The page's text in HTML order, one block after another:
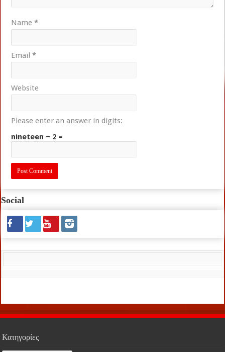
Name*
Email*
Website
Please enter an answer in digits:
nineteen − 2 =
Social
Κατηγορίες